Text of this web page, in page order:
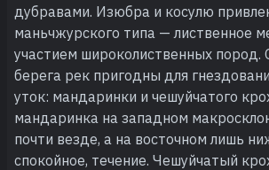
дубравами. Изюбра и косулю
маньчжурского типа — лиственное
участием широколиственных пород.
берега рек пригодны для
уток: мандаринки и чешуйчатого
мандаринка на западном
почти везде, а на восточном лишь
спокойное, течение. Чешуйчатый